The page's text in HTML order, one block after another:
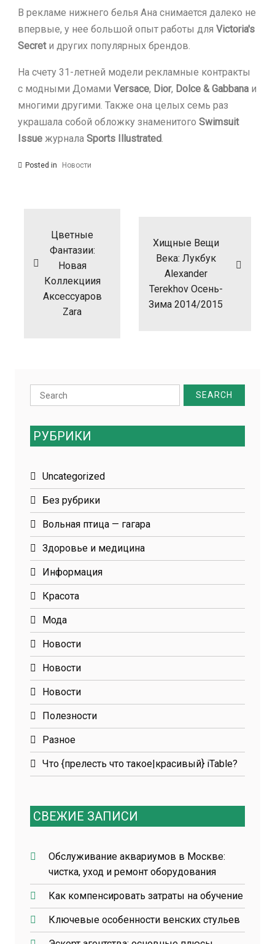
В рекламе нижнего белья Ана снимается далеко не
впервые, у нее большой опыт работы для Victoria's
Secretи других популярных брендов.
На счету 31-летней модели рекламные контракты
с модными Домами Versace, Dior, Dolce & Gabbana и
многими другими. Также она целых семь раз
украшала собой обложку знаменитого Swimsuit
Issue журнала Sports Illustrated.
Posted in Новости
записямЦветные
Фантазии:
Новая
Коллекциия
Аксессуаров
Zara
Хищные Вещи
Века: Лукбук
Alexander
Terekhov Осень-
Зима 2014/2015
Search
for:
РУБРИКИ
Uncategorized
Без рубрики
Вольная птица — гагара
Здоровье и медицина
Информация
Красота
Мода
Новости
Новости
Новости
Полезности
Разное
Что {прелесть что такое|красивый} iTable?
СВЕЖИЕ ЗАПИСИ
Обслуживание аквариумов в Москве:
чистка, уход и ремонт оборудования
Как компенсировать затраты на обучение
Ключевые особенности венских стульев